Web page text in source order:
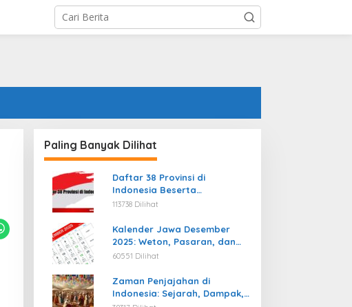
Paling Banyak Dilihat
Daftar 38 Provinsi di
Indonesia Beserta
Ibukotanya Terbaru
113738 Dilihat
Kalender Jawa Desember
2025: Weton, Pasaran, dan
Hari Baik
60551 Dilihat
Zaman Penjajahan di
Indonesia: Sejarah, Dampak,